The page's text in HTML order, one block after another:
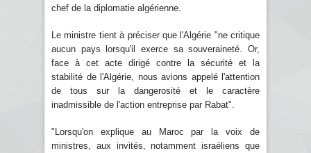
chef de la diplomatie algérienne.
Le ministre tient à préciser que l'Algérie "ne critique
aucun pays lorsqu'il exerce sa souveraineté. Or,
face à cet acte dirigé contre la sécurité et la
stabilité de l'Algérie, nous avions appelé l'attention
de tous sur la dangerosité et le caractère
inadmissible de l'action entreprise par Rabat".
"Lorsqu'on explique au Maroc par la voix de
ministres, aux invités, notamment israéliens que